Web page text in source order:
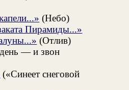
(Небо)
Пирамиды...»
(Отлив)
— и звон
(«Синеет снеговой